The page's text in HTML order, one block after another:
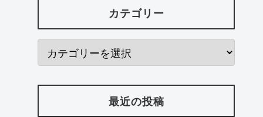
カテゴリー
最近の投稿